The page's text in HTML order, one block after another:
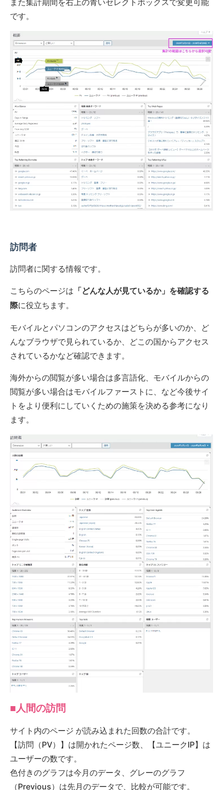
また集計期間を右上の青いセレクトボックスで変更可能
です。
訪問者
訪問者に関する情報です。
こちらのページは 「どんな人が見ているか」を確認する
際に役立ちます。
モバイルとパソコンのアクセスはどちらが多いのか、ど
んなブラウザで見られているか、どこの国からアクセス
されているかなど確認できます。
海外からの閲覧が多い場合は多言語化、モバイルからの
閲覧が多い場合はモバイルファーストに、など今後サイ
トをより便利にしていくための施策を決める参考になり
ます。
■人間の訪問
サイト内のページ が読み込まれた回数の合計です。
【訪問（PV）】は開かれたページ数、【ユニークIP】は
ユーザーの数です。
色付きのグラフは今月のデータ、グレーのグラフ
（Previous）は先月のデータで、比較が可能です。